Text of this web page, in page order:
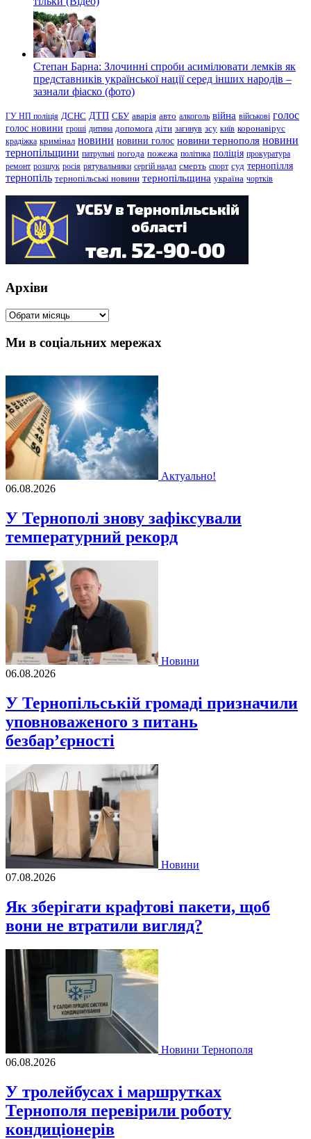
Степан Барна: Злочинні спроби асимілювати лемків як
представників української нації серед інших народів –
зазнали фіаско (фото)
ГУ НП поліція ДСНС ДТП СБУ аварія авто алкоголь війна військові голос
голос новини гроші дитина допомога діти загинув зсу київ коронавірус
крадіжка кримінал новини новини голос новини тернополя новини
тернопільщини патрульні погода пожежа політика поліція прокуратура
ремонт розшук росія рятувальники сергій надал смерть спорт суд тернопілля
тернопіль тернопільські новини тернопільщина україна чортків
Архіви
Архіви
Ми в соціальних мережах
Актуально!
06.08.2026
У Тернополі знову зафіксували
температурний рекорд
Новини
06.08.2026
У Тернопільській громаді призначили
уповноваженого з питань
безбар’єрності
Новини
07.08.2026
Як зберігати крафтові пакети, щоб
вони не втратили вигляд?
Новини Тернополя
06.08.2026
У тролейбусах і маршрутках
Тернополя перевірили роботу
кондиціонерів